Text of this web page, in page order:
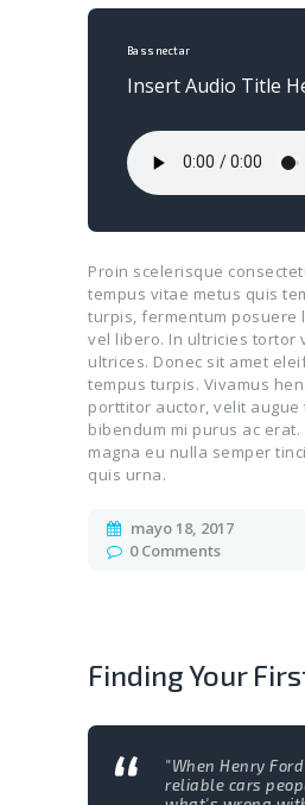
Bassnectar
Insert Audio Title
Proin scelerisque
tempus vitae metus quis
turpis, fermentum posuere
vel libero. In ultricies tortor
ultrices. Donec sit amet
tempus turpis. Vivamus
porttitor auctor, velit augue
bibendum mi purus ac erat.
magna eu nulla semper
quis urna.
mayo 18, 2017
0 Comments
Finding Your
"When Henry
reliable cars